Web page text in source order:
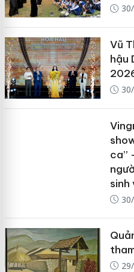
Vũ
hậu
ca”
sinh